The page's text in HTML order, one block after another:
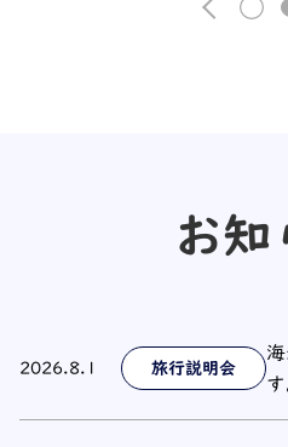
1
お知
2026.8.1 旅行説明会
す